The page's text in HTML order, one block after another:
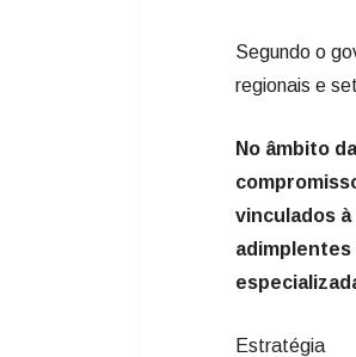
Segundo o
regionais e
No âmbito
vinculados
adimplentes
Estratégia